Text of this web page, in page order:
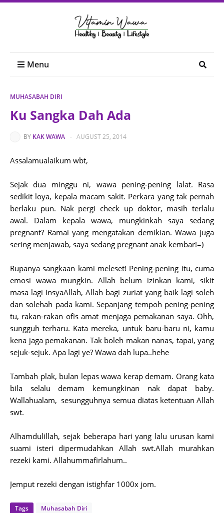
Menu
MUHASABAH DIRI
Ku Sangka Dah Ada
BY KAK WAWA - AUGUST 25, 2014
Assalamualaikum wbt,
Sejak dua minggu ni, wawa pening-pening lalat. Rasa
sedikit loya, kepala macam sakit. Perkara yang tak pernah
berlaku pun. Nak pergi check up doktor, masih terlalu
awal. Dalam kepala wawa, mungkinkah saya sedang
pregnant? Ramai yang mengatakan demikian. Wawa juga
sering menjawab, saya sedang pregnant anak kembar!=)
Rupanya sangkaan kami meleset! Pening-pening itu, cuma
emosi wawa mungkin. Allah belum izinkan kami, sikit
masa lagi InsyaAllah, Allah bagi zuriat yang baik lagi soleh
dan solehah pada kami. Sepanjang tempoh pening-pening
tu, rakan-rakan ofis amat menjaga pemakanan saya. Ohh,
sungguh terharu. Kata mereka, untuk baru-baru ni, kamu
kena jaga pemakanan. Tak boleh makan nanas, tapai, yang
sejuk-sejuk. Apa lagi ye? Wawa dah lupa..hehe
Tambah plak, bulan lepas wawa kerap demam. Orang kata
bila selalu demam kemungkinan nak dapat baby.
Wallahualam, sesungguhnya semua diatas ketentuan Allah
swt.
Alhamdulillah, sejak beberapa hari yang lalu urusan kami
suami isteri dipermudahkan Allah swt.Allah murahkan
rezeki kami. Allahummafirlahum..
Jemput rezeki dengan istighfar 1000x jom.
Tags Muhasabah Diri